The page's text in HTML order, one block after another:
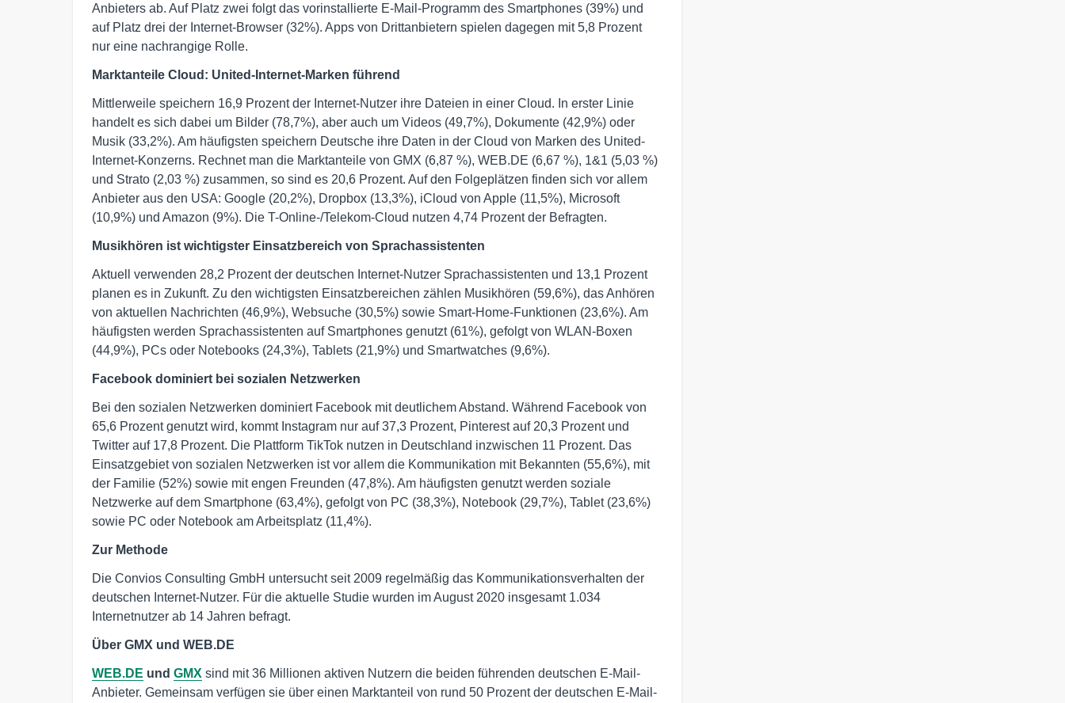
Anbieters ab. Auf Platz zwei folgt das vorinstallierte E-Mail-Programm des Smartphones (39%) und
auf Platz drei der Internet-Browser (32%). Apps von Drittanbietern spielen dagegen mit 5,8 Prozent
nur eine nachrangige Rolle.
Marktanteile Cloud: United-Internet-Marken führend
Mittlerweile speichern 16,9 Prozent der Internet-Nutzer ihre Dateien in einer Cloud. In erster Linie
handelt es sich dabei um Bilder (78,7%), aber auch um Videos (49,7%), Dokumente (42,9%) oder
Musik (33,2%). Am häufigsten speichern Deutsche ihre Daten in der Cloud von Marken des United-
Internet-Konzerns. Rechnet man die Marktanteile von GMX (6,87 %), WEB.DE (6,67 %), 1&1 (5,03 %)
und Strato (2,03 %) zusammen, so sind es 20,6 Prozent. Auf den Folgeplätzen finden sich vor allem
Anbieter aus den USA: Google (20,2%), Dropbox (13,3%), iCloud von Apple (11,5%), Microsoft
(10,9%) und Amazon (9%). Die T-Online-/Telekom-Cloud nutzen 4,74 Prozent der Befragten.
Musikhören ist wichtigster Einsatzbereich von Sprachassistenten
Aktuell verwenden 28,2 Prozent der deutschen Internet-Nutzer Sprachassistenten und 13,1 Prozent
planen es in Zukunft. Zu den wichtigsten Einsatzbereichen zählen Musikhören (59,6%), das Anhören
von aktuellen Nachrichten (46,9%), Websuche (30,5%) sowie Smart-Home-Funktionen (23,6%). Am
häufigsten werden Sprachassistenten auf Smartphones genutzt (61%), gefolgt von WLAN-Boxen
(44,9%), PCs oder Notebooks (24,3%), Tablets (21,9%) und Smartwatches (9,6%).
Facebook dominiert bei sozialen Netzwerken
Bei den sozialen Netzwerken dominiert Facebook mit deutlichem Abstand. Während Facebook von
65,6 Prozent genutzt wird, kommt Instagram nur auf 37,3 Prozent, Pinterest auf 20,3 Prozent und
Twitter auf 17,8 Prozent. Die Plattform TikTok nutzen in Deutschland inzwischen 11 Prozent. Das
Einsatzgebiet von sozialen Netzwerken ist vor allem die Kommunikation mit Bekannten (55,6%), mit
der Familie (52%) sowie mit engen Freunden (47,8%). Am häufigsten genutzt werden soziale
Netzwerke auf dem Smartphone (63,4%), gefolgt von PC (38,3%), Notebook (29,7%), Tablet (23,6%)
sowie PC oder Notebook am Arbeitsplatz (11,4%).
Zur Methode
Die Convios Consulting GmbH untersucht seit 2009 regelmäßig das Kommunikationsverhalten der
deutschen Internet-Nutzer. Für die aktuelle Studie wurden im August 2020 insgesamt 1.034
Internetnutzer ab 14 Jahren befragt.
Über GMX und WEB.DE
WEB.DE und GMX sind mit 36 Millionen aktiven Nutzern die beiden führenden deutschen E-Mail-
Anbieter. Gemeinsam verfügen sie über einen Marktanteil von rund 50 Prozent der deutschen E-Mail-